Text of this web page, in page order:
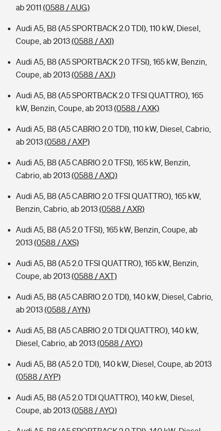
ab 2011 (0588 / AUG)
Audi A5, B8 (A5 SPORTBACK 2.0 TDI), 110 kW, Diesel,
Coupe, ab 2013(0588 / AXI)
Audi A5, B8 (A5 SPORTBACK 2.0 TFSI), 165 kW, Benzin,
Coupe, ab 2013(0588 / AXJ)
Audi A5, B8 (A5 SPORTBACK 2.0 TFSI QUATTRO), 165
kW, Benzin, Coupe, ab 2013(0588 / AXK)
Audi A5, B8 (A5 CABRIO 2.0 TDI), 110 kW, Diesel, Cabrio,
ab 2013(0588 / AXP)
Audi A5, B8 (A5 CABRIO 2.0 TFSI), 165 kW, Benzin,
Cabrio, ab 2013(0588 / AXQ)
Audi A5, B8 (A5 CABRIO 2.0 TFSI QUATTRO), 165 kW,
Benzin, Cabrio, ab 2013(0588 / AXR)
Audi A5, B8 (A5 2.0 TFSI), 165 kW, Benzin, Coupe, ab
2013(0588 / AXS)
Audi A5, B8 (A5 2.0 TFSI QUATTRO), 165 kW, Benzin,
Coupe, ab 2013(0588 / AXT)
Audi A5, B8 (A5 CABRIO 2.0 TDI), 140 kW, Diesel, Cabrio,
ab 2013(0588 / AYN)
Audi A5, B8 (A5 CABRIO 2.0 TDI QUATTRO), 140 kW,
Diesel, Cabrio, ab 2013(0588 / AYO)
Audi A5, B8 (A5 2.0 TDI), 140 kW, Diesel, Coupe, ab 2013
(0588 / AYP)
Audi A5, B8 (A5 2.0 TDI QUATTRO), 140 kW, Diesel,
Coupe, ab 2013(0588 / AYQ)